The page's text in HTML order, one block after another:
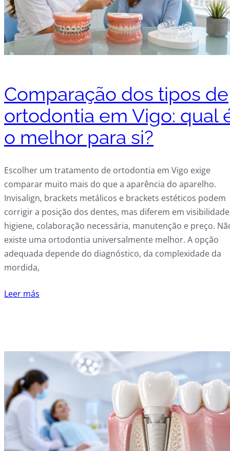
Comparação dos tipos de
ortodontia em Vigo: qual
o melhor para si?
Escolher um tratamento de ortodontia em Vigo exige
comparar muito mais do que a aparência do aparelho.
Invisalign, brackets metálicos e brackets estéticos podem
corrigir a posição dos dentes, mas diferem em
higiene, colaboração necessária, manutenção e preço.
existe uma ortodontia universalmente melhor. A opção
adequada depende do diagnóstico, da complexidade da
mordida,
Leer más